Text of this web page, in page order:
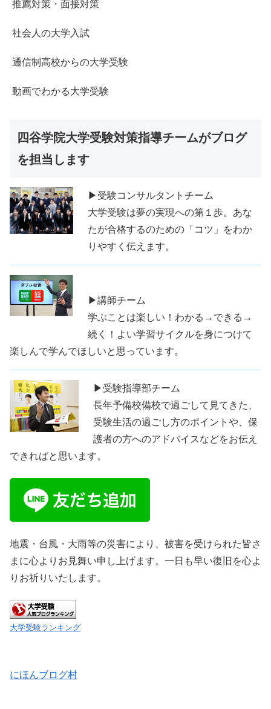
推薦対策・面接対策
社会人の大学入試
通信制高校からの大学受験
動画でわかる大学受験
四谷学院大学受験対策指導チームがブログ
を担当します
▶受験コンサルタントチーム
大学受験は夢の実現への第１歩。あな
たが合格するのための「コツ」をわか
りやすく伝えます。
▶講師チーム
学ぶことは楽しい！わかる→できる→
続く！よい学習サイクルを身につけて
楽しんで学んでほしいと思っています。
▶受験指導部チーム
長年予備校備校で過ごして見てきた、
受験生活の過ごし方のポイントや、保
護者の方へのアドバイスなどをお伝え
できればと思います。
地震・台風・大雨等の災害により、被害を受けられた皆さ
まに心よりお見舞い申し上げます。一日も早い復旧を心よ
りお祈りいたします。
大学受験ランキング
にほんブログ村